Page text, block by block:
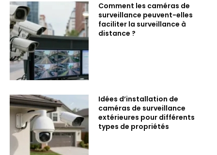
Comment les caméras de
surveillance peuvent-elles
faciliter la surveillance à
distance ?
Idées d’installation de
caméras de surveillance
extérieures pour différents
types de propriétés